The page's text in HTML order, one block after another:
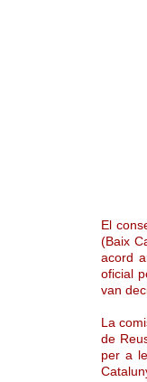
El
(Baix
acord
oficial
van
La
de
per a